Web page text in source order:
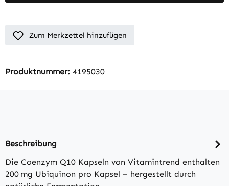
Zum Merkzettel hinzufügen
Produktnummer: 4195030
Beschreibung
Die Coenzym Q10 Kapseln von Vitamintrend enthalten
200 mg Ubiquinon pro Kapsel – hergestellt durch